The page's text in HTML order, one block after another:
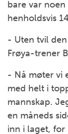
bare var
henholdsvis
- Uten tvil
Frøya-trener
- Nå møter vi
med helt i
mannskap.
en måneds
inn i laget, for